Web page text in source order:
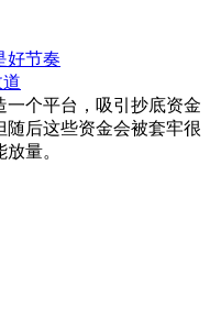
好节奏
一个平台，吸引抄底资金
后这些资金会被套牢很
量。